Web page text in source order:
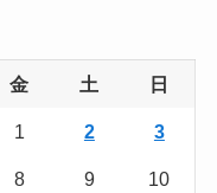
金 土 日
1 2 3
8 9 10